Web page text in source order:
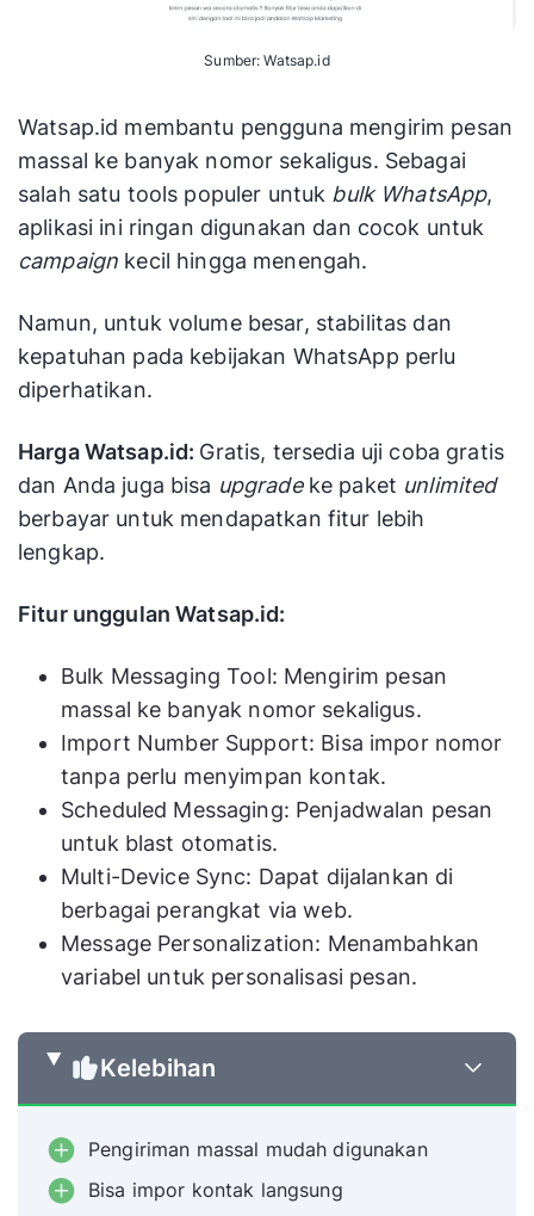
Sumber: Watsap.id
Watsap.id membantu pengguna mengirim pesan
massal ke banyak nomor sekaligus. Sebagai
salah satu tools populer untuk bulk WhatsApp,
aplikasi ini ringan digunakan dan cocok untuk
campaign kecil hingga menengah.
Namun, untuk volume besar, stabilitas dan
kepatuhan pada kebijakan WhatsApp perlu
diperhatikan.
Harga Watsap.id: Gratis, tersedia uji coba gratis
dan Anda juga bisa upgrade ke paket unlimited
berbayar untuk mendapatkan fitur lebih
lengkap.
Fitur unggulan Watsap.id:
Bulk Messaging Tool: Mengirim pesan
massal ke banyak nomor sekaligus.
Import Number Support: Bisa impor nomor
tanpa perlu menyimpan kontak.
Scheduled Messaging: Penjadwalan pesan
untuk blast otomatis.
Multi-Device Sync: Dapat dijalankan di
berbagai perangkat via web.
Message Personalization: Menambahkan
variabel untuk personalisasi pesan.
Kelebihan
Pengiriman massal mudah digunakan
Bisa impor kontak langsung